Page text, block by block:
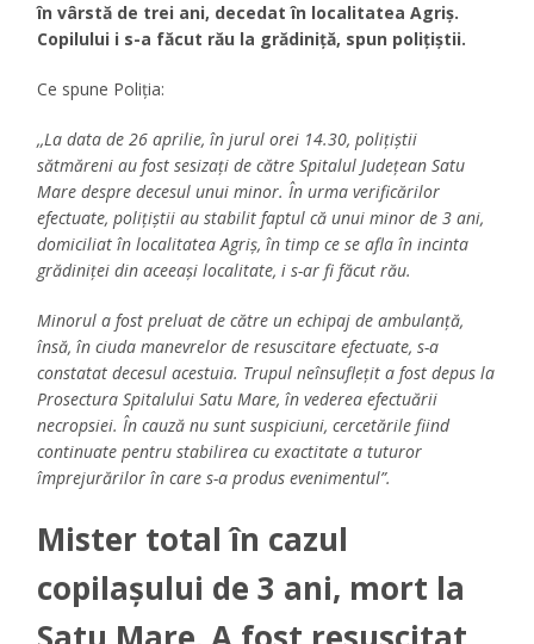
în vârstă de trei ani, decedat în localitatea Agriș.
Copilului i s-a făcut rău la grădiniță, spun polițiștii.
Ce spune Poliția:
,,La data de 26 aprilie, în jurul orei 14.30, polițiștii
sătmăreni au fost sesizați de către Spitalul Județean Satu
Mare despre decesul unui minor. În urma verificărilor
efectuate, polițiștii au stabilit faptul că unui minor de 3 ani,
domiciliat în localitatea Agriș, în timp ce se afla în incinta
grădiniței din aceeași localitate, i s-ar fi făcut rău.
Minorul a fost preluat de către un echipaj de ambulanță,
însă, în ciuda manevrelor de resuscitare efectuate, s-a
constatat decesul acestuia. Trupul neînsuflețit a fost depus la
Prosectura Spitalului Satu Mare, în vederea efectuării
necropsiei. În cauză nu sunt suspiciuni, cercetările fiind
continuate pentru stabilirea cu exactitate a tuturor
împrejurărilor în care s-a produs evenimentul”.
Mister total în cazul
copilașului de 3 ani, mort la